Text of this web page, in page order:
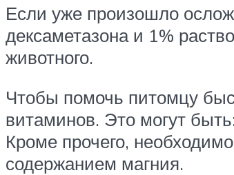
Если уже произошло
дексаметазона и 1%
животного.
Чтобы помочь питомцу
витаминов. Это могут
Кроме прочего,
содержанием магния.